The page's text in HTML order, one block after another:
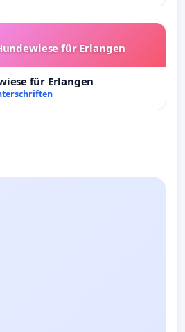
für Erlangen
für Erlangen